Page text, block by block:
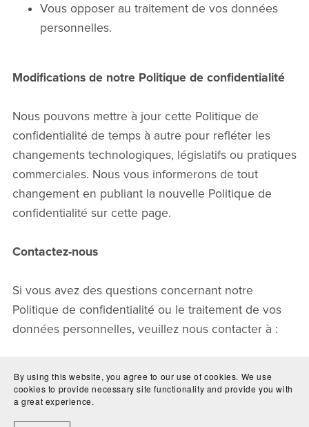
Vous opposer au traitement de vos données
personnelles.
Modifications de notre Politique de confidentialité
Nous pouvons mettre à jour cette Politique de
confidentialité de temps à autre pour refléter les
changements technologiques, législatifs ou pratiques
commerciales. Nous vous informerons de tout
changement en publiant la nouvelle Politique de
confidentialité sur cette page.
Contactez-nous
Si vous avez des questions concernant notre
Politique de confidentialité ou le traitement de vos
données personnelles, veuillez nous contacter à :
3 Pl. Octogonale, 77700 Chessy
nora.aradi97@gmail.com
By using this website, you agree to our use of cookies. We use
cookies to provide necessary site functionality and provide you with
a great experience.